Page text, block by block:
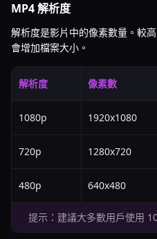
MP4 解析度
解析度是影片中的像素數量。較
會增加檔案大小。
解析度 像素數
1080p 1920x1080
720p 1280x720
480p 640x480
提示：建議大多數用戶使用